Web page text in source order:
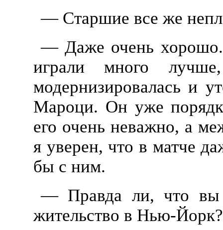
— Старшие все же
— Даже очень
играли много
модернизировалась и
Мароци. Он уже
его очень неважно, а
я уверен, что в матче
бы с ним.
— Правда ли, что вы
жительство в Нью-Йорк?